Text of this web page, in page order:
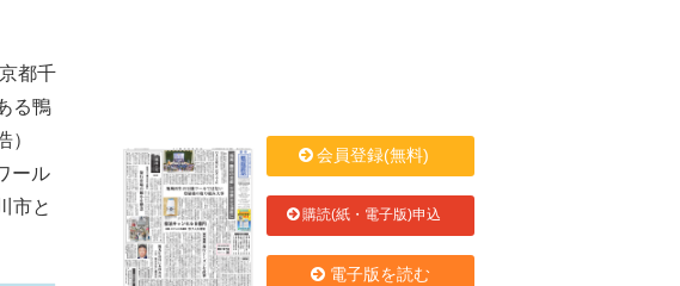
都千
る鴨
）
ール
市と
会員登録(無料)
購読(紙・電子版)申込
電子版を読む